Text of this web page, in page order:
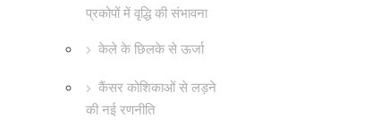
प्रकोपों में वृद्धि की संभावना
केले के छिलके से ऊर्जा
कैंसर कोशिकाओं से लड़ने
की नई रणनीति